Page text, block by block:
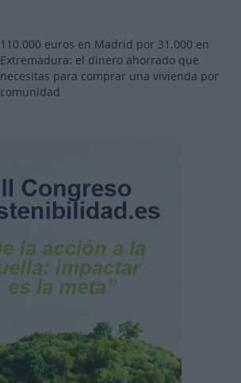
110.000 euros en Madrid por 31.000 en
Extremadura: el dinero ahorrado que
necesitas para comprar una vivienda por
comunidad